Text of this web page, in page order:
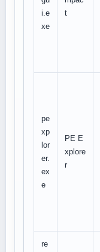
i.e
xe
t
pe
xp
lor
er.
ex
e
PE E
xplore
r
re